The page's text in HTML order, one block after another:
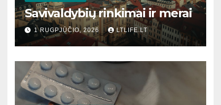
Savivaldybių rinkimai ir merai
1 RUGPJŪČIO, 2026 LTLIFE.LT